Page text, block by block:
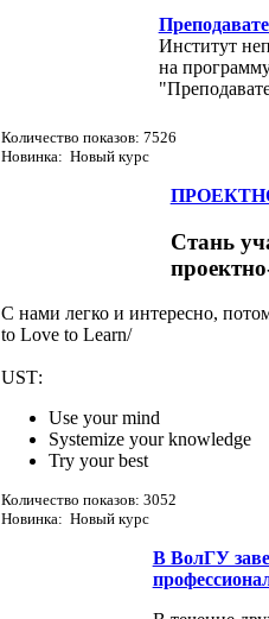
Институт
на
Количество показов: 7526
Новинка: Новый курс
Стань
С нами легко и интересно,
to Love to Learn/
USТ:
Use your mind
Systemize your knowledge
Try your best
Количество показов: 3052
Новинка: Новый курс
В ВолГУ